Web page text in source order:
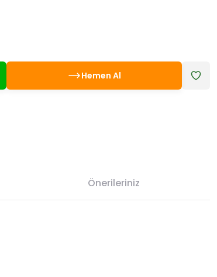
Hemen Al
Önerileriniz